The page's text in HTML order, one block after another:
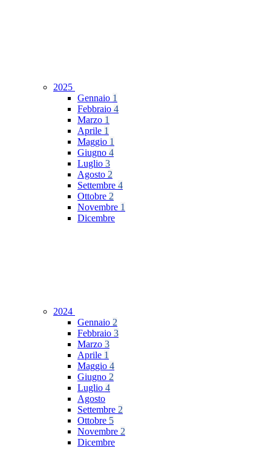
2025
Gennaio 1
Febbraio 4
Marzo 1
Aprile 1
Maggio 1
Giugno 4
Luglio 3
Agosto 2
Settembre 4
Ottobre 2
Novembre 1
Dicembre
2024
Gennaio 2
Febbraio 3
Marzo 3
Aprile 1
Maggio 4
Giugno 2
Luglio 4
Agosto
Settembre 2
Ottobre 5
Novembre 2
Dicembre